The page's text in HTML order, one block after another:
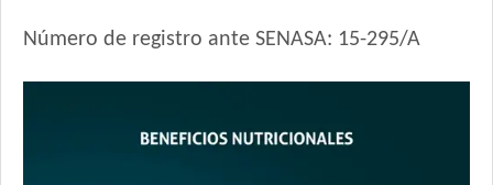
Kongo Gold Perro Adulto Medianos y Grandes
Kongo Perro Adulto Medianos y Grandes
Manada Perro Adulto Mediano y Grande
Número de registro ante SENASA: 15-295/A